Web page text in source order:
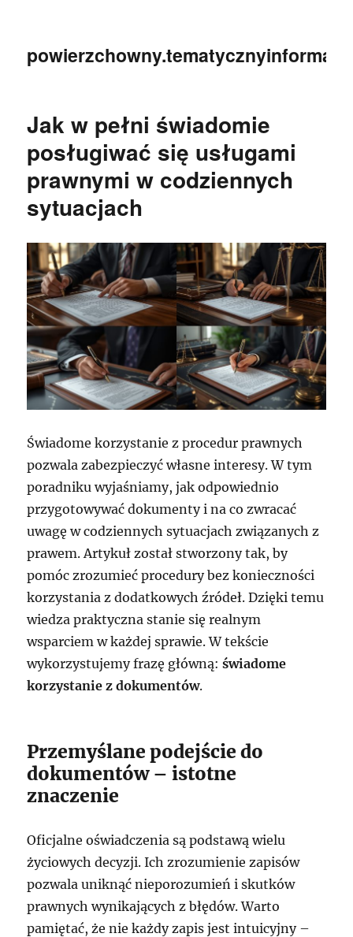
Jak w pełni świadomie
posługiwać się usługami
prawnymi w codziennych
sytuacjach
Świadome korzystanie z procedur prawnych
pozwala zabezpieczyć własne interesy. W tym
poradniku wyjaśniamy, jak odpowiednio
przygotowywać dokumenty i na co zwracać
uwagę w codziennych sytuacjach związanych z
prawem. Artykuł został stworzony tak, by
pomóc zrozumieć procedury bez konieczności
korzystania z dodatkowych źródeł. Dzięki temu
wiedza praktyczna stanie się realnym
wsparciem w każdej sprawie. W tekście
wykorzystujemy frazę główną:świadome
korzystanie z dokumentów.
Przemyślane podejście do
dokumentów – istotne
znaczenie
Oficjalne oświadczenia są podstawą wielu
życiowych decyzji. Ich zrozumienie zapisów
pozwala uniknąć nieporozumień i skutków
prawnych wynikających z błędów. Warto
pamiętać, że nie każdy zapis jest intuicyjny –